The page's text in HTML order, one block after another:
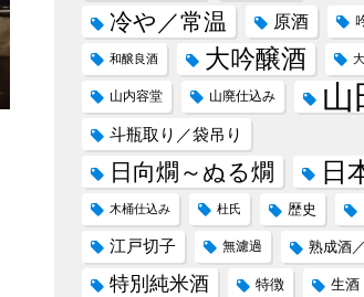
冷や／常温 原酒
和醸良酒 大吟醸酒
山内容堂 山廃仕込み 山
斗瓶取り／袋吊り
日向燗～ぬる燗 日
木桶仕込み 杜氏 歴史
江戸切子 無濾過 熟成酒
特別純米酒 特徴 生酒